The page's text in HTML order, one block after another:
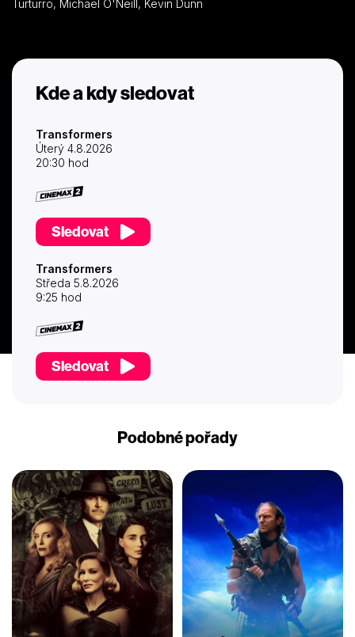
figuruje zbytek naší civilizace… Spojením Stevena Spielberga s
velkolepé akční sekvence, o které se starali mistři oboru,
specialisté z trikového studia George Lucase Industrial Light
and Magic, je v něm dostatek prostoru i pro humor a pro
originální zápletku. „Nejdůležitější bude přesvědčit lidi o tom,
dospělé. Stačí ale pár vteřin libovolné akční sekvence a vaše
předsudky budou ty tam,“ tvrdí producent filmu Lorenzo di
Bonaventura.
Turturro, Michael O'Neill, Kevin Dunn
Kde a kdy sledovat
Transformers
Úterý 4.8.2026
20:30 hod
Sledovat
Transformers
Středa 5.8.2026
9:25 hod
Sledovat
Podobné pořady